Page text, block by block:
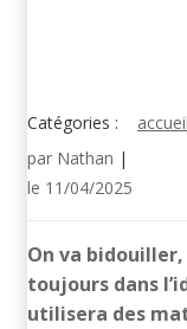
Catégories :
par Nathan |
le 11/04/2025
On va
toujours dans
utilisera des